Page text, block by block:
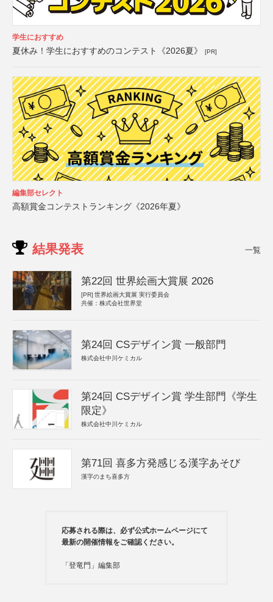
学生におすすめ
夏休み！学生におすすめのコンテスト《2026夏》 [PR]
編集部セレクト
高額賞金コンテストランキング《2026年夏》
結果発表 一覧
第22回 世界絵画大賞展 2026
[PR] 世界絵画大賞展 実行委員会
共催：株式会社世界堂
第24回 CSデザイン賞 一般部門
株式会社中川ケミカル
第24回 CSデザイン賞 学生部門《学生
限定》
株式会社中川ケミカル
第71回 喜多方発感じる漢字あそび
漢字のまち喜多方
応募される際は、必ず公式ホームページにて
最新の開催情報をご確認ください。
「登竜門」編集部